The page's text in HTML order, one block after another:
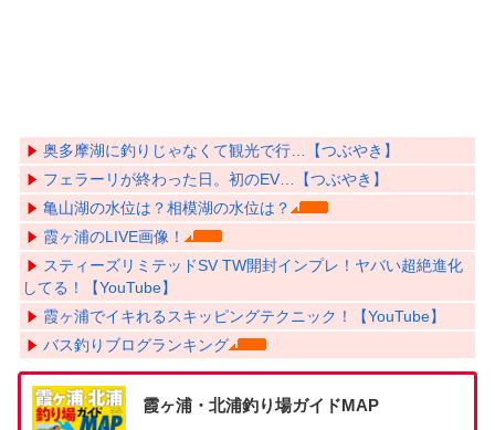
奥多摩湖に釣りじゃなくて観光で行…【つぶやき】
フェラーリが終わった日。初のEV…【つぶやき】
亀山湖の水位は？相模湖の水位は？
霞ヶ浦のLIVE画像！
スティーズリミテッドSV TW開封インプレ！ヤバい超絶進化
してる！【YouTube】
霞ヶ浦でイキれるスキッピングテクニック！【YouTube】
バス釣りブログランキング
霞ヶ浦・北浦釣り場ガイドMAP